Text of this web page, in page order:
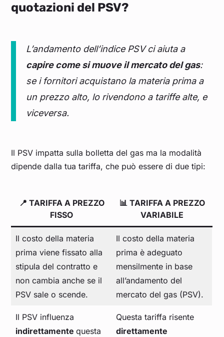
quotazioni del PSV?
L’andamento dell’indice PSV ci aiuta a
capire come si muove il mercato del gas:
se i fornitori acquistano la materia prima a
un prezzo alto, lo rivendono a tariffe alte, e
viceversa.
Il PSV impatta sulla bolletta del gas ma la modalità
dipende dalla tua tariffa, che può essere di due tipi:
📍 TARIFFA A PREZZO
FISSO
📊 TARIFFA A PREZZO
VARIABILE
Il costo della materia
prima viene fissato alla
stipula del contratto e
non cambia anche se il
PSV sale o scende.
Il costo della materia
prima è adeguato
mensilmente in base
all’andamento del
mercato del gas (PSV).
Il PSV influenza
indirettamentequesta
Questa tariffa risente
direttamente